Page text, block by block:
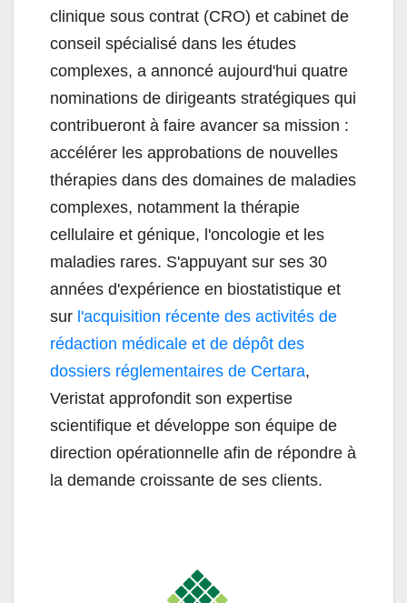
clinique sous contrat (CRO) et cabinet de
conseil spécialisé dans les études
complexes, a annoncé aujourd'hui quatre
nominations de dirigeants stratégiques qui
contribueront à faire avancer sa mission :
accélérer les approbations de nouvelles
thérapies dans des domaines de maladies
complexes, notamment la thérapie
cellulaire et génique, l'oncologie et les
maladies rares. S'appuyant sur ses 30
années d'expérience en biostatistique et
sur l'acquisition récente des activités de
rédaction médicale et de dépôt des
dossiers réglementaires de Certara,
Veristat approfondit son expertise
scientifique et développe son équipe de
direction opérationnelle afin de répondre à
la demande croissante de ses clients.